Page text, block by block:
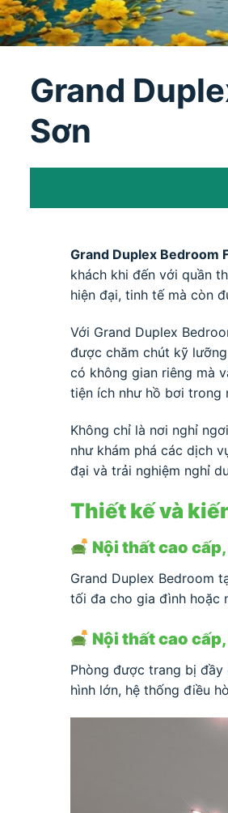
Grand
Sơn
Grand Duplex Bedroom
khách khi đến với quần
hiện đại, tinh tế mà còn
Với Grand Duplex
được chăm chút kỹ
có không gian riêng mà
tiện ích như hồ bơi trong
Không chỉ là nơi nghỉ
như khám phá các dịch
đại và trải nghiệm nghỉ
Thiết kế và
Nội thất cao
Grand Duplex Bedroom
tối đa cho gia đình hoặc
Nội thất cao
Phòng được trang bị
hình lớn, hệ thống điều